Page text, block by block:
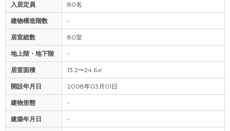
入居定員 80名
建物構造階数 -
居室総数 80室
地上階・地下階 -
居室面積 13.2〜24.6㎡
開設年月日 2008年03月01日
建物形態 -
建築年月日 -